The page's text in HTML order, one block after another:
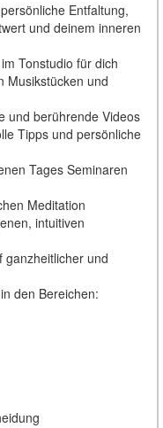
Entfaltung,
und deinem inneren
Tonstudio für dich
Musikstücken und
und berührende Videos
Tipps und persönliche
Tages Seminaren
Meditation
intuitiven
ganzheitlicher und
den Bereichen: